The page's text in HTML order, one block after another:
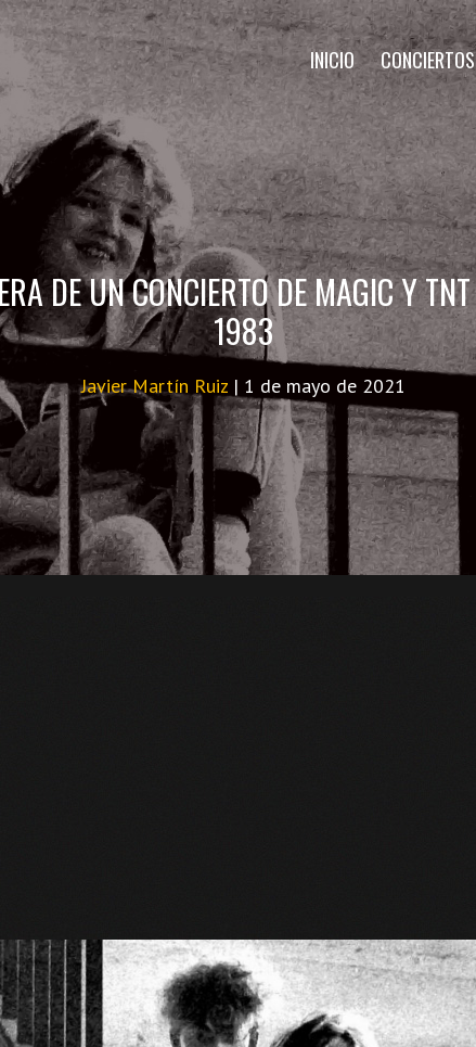
INICIO CONCIERTOS
DE UN CONCIERTO DE MAGIC Y
1983
Javier Martín Ruiz| 1 de mayo de 2021